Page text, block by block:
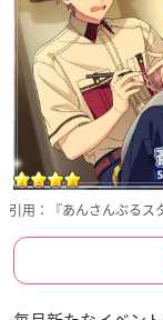
引用：『あんさんぶるス